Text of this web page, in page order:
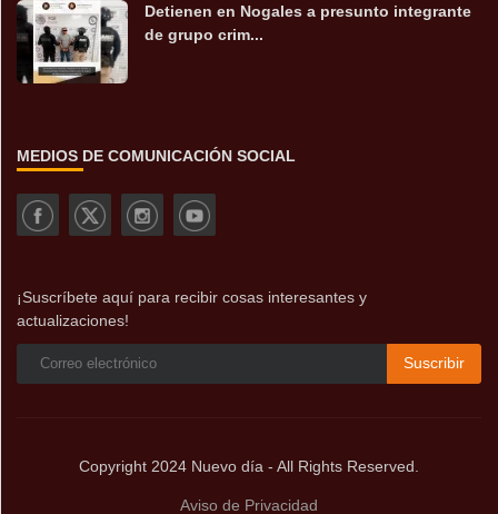
Detienen en Nogales a presunto integrante
de grupo crim...
MEDIOS DE COMUNICACIÓN SOCIAL
¡Suscríbete aquí para recibir cosas interesantes y
actualizaciones!
Suscribir
Copyright 2024 Nuevo día - All Rights Reserved.
Aviso de Privacidad